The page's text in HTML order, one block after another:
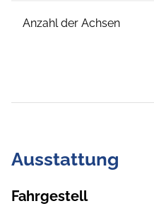
Anzahl der Achsen
Ausstattung
Fahrgestell